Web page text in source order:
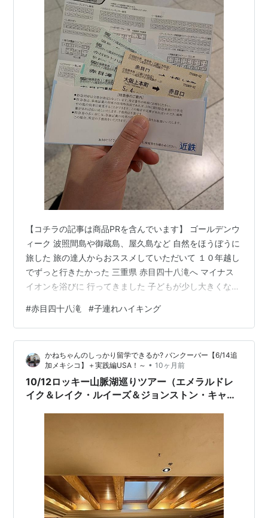
【コチラの記事は商品PRを含んでいます】 ゴールデンウ
ィーク 波照間島や御蔵島、屋久島など 自然をほうぼうに
旅した 旅の達人からおススメしていただいて １０年越し
でずっと行きたかった 三重県 赤目四十八滝へ マイナス
イオンを浴びに 行ってきました 子どもが少し大きくなっ
日雨だったけど大丈夫かな～～ そんな冒険の１日を 近鉄
のお得切符 赤目四十八滝 滝めぐりの旅スタート！ 渓谷
入口 八畳岩付近 百畳岩 散策後は日帰り温泉へ 当日の服
装と持ち物 服装 持ち物 お土産 へこきまんじゅう お酒 子
連れで楽しめる？ 近鉄のお得切符 今回は 「赤目四十…
#赤目四十八滝 #子連れハイキング
かねちゃんのしっかり留学できるか? バンクーバー【6/14追
加メキシコ】＋実践編USA！～ • 10ヶ月前
10/12ロッキー山脈湖巡りツアー（エメラルドレ
イク＆レイク・ルイーズ＆ジョンストン・キャニ